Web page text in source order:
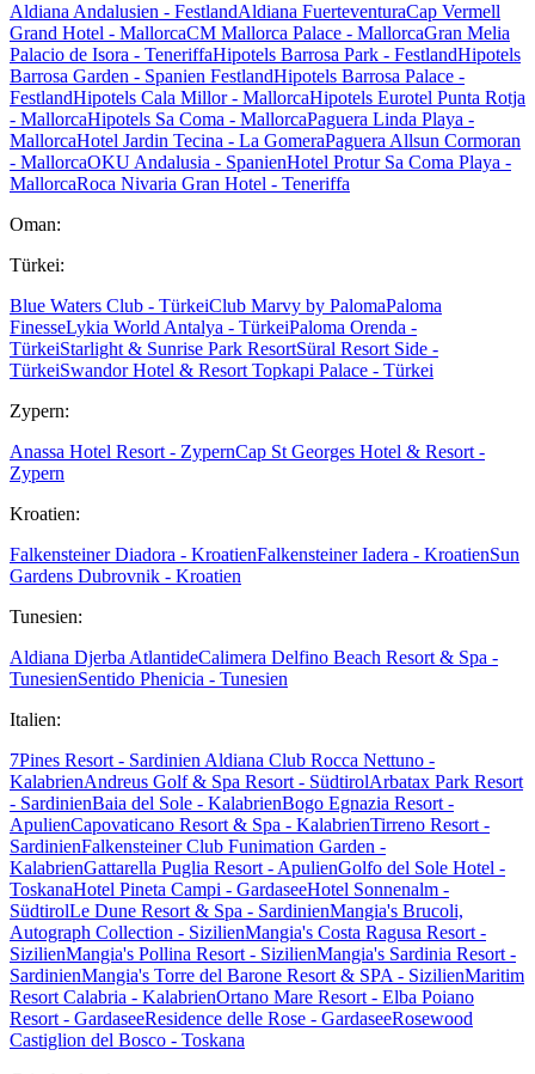
Aldiana Andalusien - FestlandAldiana FuerteventuraCap Vermell
Grand Hotel - MallorcaCM Mallorca Palace - MallorcaGran Melia
Palacio de Isora - TeneriffaHipotels Barrosa Park - FestlandHipotels
Barrosa Garden - Spanien FestlandHipotels Barrosa Palace -
FestlandHipotels Cala Millor - MallorcaHipotels Eurotel Punta Rotja
- MallorcaHipotels Sa Coma - MallorcaPaguera Linda Playa -
MallorcaHotel Jardin Tecina - La GomeraPaguera Allsun Cormoran
- MallorcaOKU Andalusia - SpanienHotel Protur Sa Coma Playa -
MallorcaRoca Nivaria Gran Hotel - Teneriffa
Oman:
Türkei:
Blue Waters Club - TürkeiClub Marvy by PalomaPaloma
FinesseLykia World Antalya - TürkeiPaloma Orenda -
TürkeiStarlight & Sunrise Park ResortSüral Resort Side -
TürkeiSwandor Hotel & Resort Topkapi Palace - Türkei
Zypern:
Anassa Hotel Resort - ZypernCap St Georges Hotel & Resort -
Zypern
Kroatien:
Falkensteiner Diadora - KroatienFalkensteiner Iadera - KroatienSun
Gardens Dubrovnik - Kroatien
Tunesien:
Aldiana Djerba AtlantideCalimera Delfino Beach Resort & Spa -
TunesienSentido Phenicia - Tunesien
Italien:
7Pines Resort - Sardinien Aldiana Club Rocca Nettuno -
KalabrienAndreus Golf & Spa Resort - SüdtirolArbatax Park Resort
- SardinienBaia del Sole - KalabrienBogo Egnazia Resort -
ApulienCapovaticano Resort & Spa - KalabrienTirreno Resort -
SardinienFalkensteiner Club Funimation Garden -
KalabrienGattarella Puglia Resort - ApulienGolfo del Sole Hotel -
ToskanaHotel Pineta Campi - GardaseeHotel Sonnenalm -
SüdtirolLe Dune Resort & Spa - SardinienMangia's Brucoli,
Autograph Collection - SizilienMangia's Costa Ragusa Resort -
SizilienMangia's Pollina Resort - SizilienMangia's Sardinia Resort -
SardinienMangia's Torre del Barone Resort & SPA - SizilienMaritim
Resort Calabria - KalabrienOrtano Mare Resort - Elba Poiano
Resort - GardaseeResidence delle Rose - GardaseeRosewood
Castiglion del Bosco - Toskana